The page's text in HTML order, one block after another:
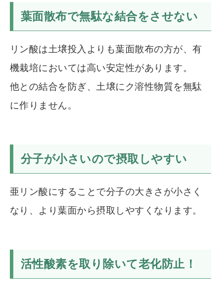
葉面散布で無駄な結合をさせない
リン酸は土壌投入よりも葉面散布の方が、有
機栽培においては高い安定性があります。
他との結合を防ぎ、土壌にク溶性物質を無駄
に作りません。
分子が小さいので摂取しやすい
亜リン酸にすることで分子の大きさが小さく
なり、より葉面から摂取しやすくなります。
活性酸素を取り除いて老化防止！